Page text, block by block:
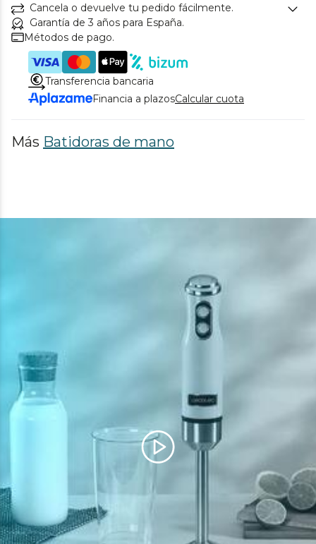
Cancela o devuelve tu pedido fácilmente.
Garantía de 3 años para España.
Métodos de pago.
Transferencia bancaria
Financia a plazosCalcular cuota
Más Batidoras de mano